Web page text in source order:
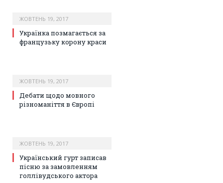
ЖОВТЕНЬ 19, 2017
Українка позмагається за
французьку корону краси
ЖОВТЕНЬ 19, 2017
Дебати щодо мовного
різноманіття в Європі
ЖОВТЕНЬ 19, 2017
Український гурт записав
пісню за замовленням
голлівудського актора